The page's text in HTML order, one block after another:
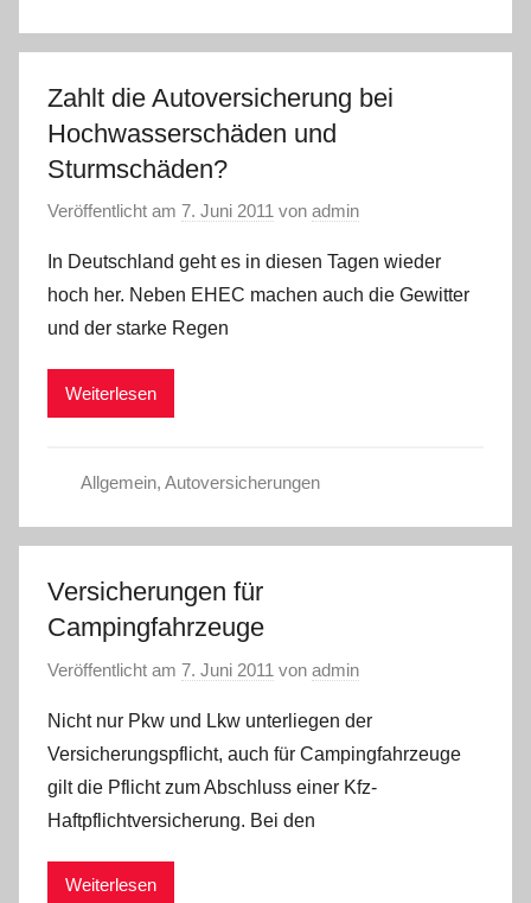
Zahlt die Autoversicherung bei
Hochwasserschäden und
Sturmschäden?
Veröffentlicht am 7. Juni 2011 von admin
In Deutschland geht es in diesen Tagen wieder
hoch her. Neben EHEC machen auch die Gewitter
und der starke Regen
Weiterlesen
Allgemein, Autoversicherungen
Versicherungen für
Campingfahrzeuge
Veröffentlicht am 7. Juni 2011 von admin
Nicht nur Pkw und Lkw unterliegen der
Versicherungspflicht, auch für Campingfahrzeuge
gilt die Pflicht zum Abschluss einer Kfz-
Haftpflichtversicherung. Bei den
Weiterlesen